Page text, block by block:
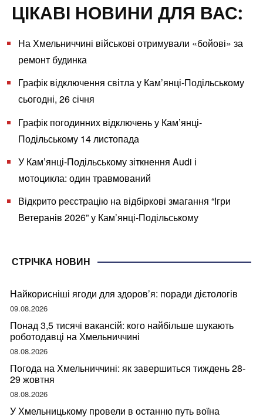
ЦІКАВІ НОВИНИ ДЛЯ ВАС:
На Хмельниччині військові отримували «бойові» за
ремонт будинка
Графік відключення світла у Кам’янці-Подільському
сьогодні, 26 січня
Графік погодинних відключень у Кам’янці-
Подільському 14 листопада
У Кам’янці-Подільському зіткнення Audi і
мотоцикла: один травмований
Відкрито реєстрацію на відбіркові змагання “Ігри
Ветеранів 2026” у Кам’янці-Подільському
СТРІЧКА НОВИН
Найкорисніші ягоди для здоров’я: поради дієтологів
09.08.2026
Понад 3,5 тисячі вакансій: кого найбільше шукають
роботодавці на Хмельниччині
08.08.2026
Погода на Хмельниччині: як завершиться тиждень 28-
29 жовтня
08.08.2026
У Хмельницькому провели в останню путь воїна